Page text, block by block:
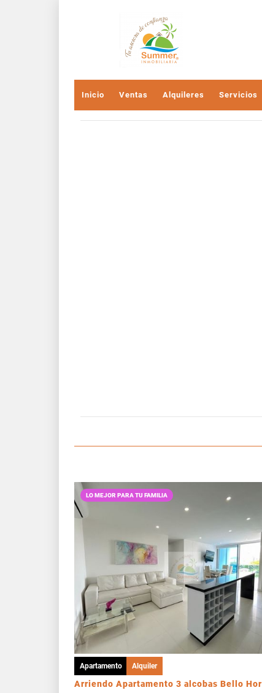
Inicio Ventas Alquileres Servicios
LO MEJOR PARA TU FAMILIA
Apartamento Alquiler
Arriendo Apartamento 3 alcobas Bello